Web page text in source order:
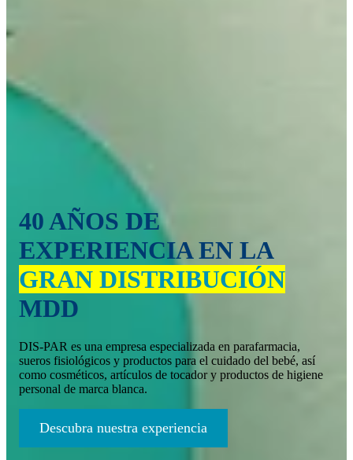
40 AÑOS DE
EXPERIENCIA EN LA
GRAN DISTRIBUCIÓN
MDD
DIS-PAR es una empresa especializada en parafarmacia,
sueros fisiológicos y productos para el cuidado del bebé, así
como cosméticos, artículos de tocador y productos de higiene
personal de marca blanca.
Descubra nuestra experiencia